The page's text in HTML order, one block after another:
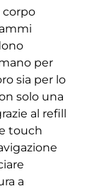
corpo
per
sia per lo
solo una
al refill
touch
a